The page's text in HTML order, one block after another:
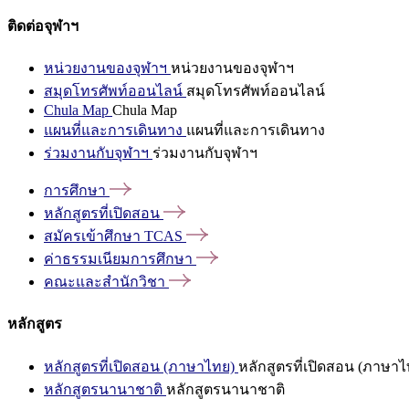
ติดต่อจุฬาฯ
หน่วยงานของจุฬาฯ หน่วยงานของจุฬาฯ
สมุดโทรศัพท์ออนไลน์ สมุดโทรศัพท์ออนไลน์
Chula Map Chula Map
แผนที่และการเดินทาง แผนที่และการเดินทาง
ร่วมงานกับจุฬาฯ ร่วมงานกับจุฬาฯ
การศึกษา
หลักสูตรที่เปิดสอน
สมัครเข้าศึกษา TCAS
ค่าธรรมเนียมการศึกษา
คณะและสำนักวิชา
หลักสูตร
หลักสูตรที่เปิดสอน (ภาษาไทย) หลักสูตรที่เปิดสอน (ภาษาไ
หลักสูตรนานาชาติ หลักสูตรนานาชาติ